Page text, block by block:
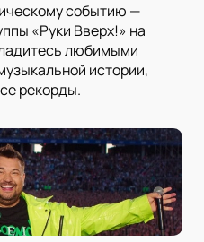
событию —
«Руки Вверх!» на
любимыми
истории,
рекорды.